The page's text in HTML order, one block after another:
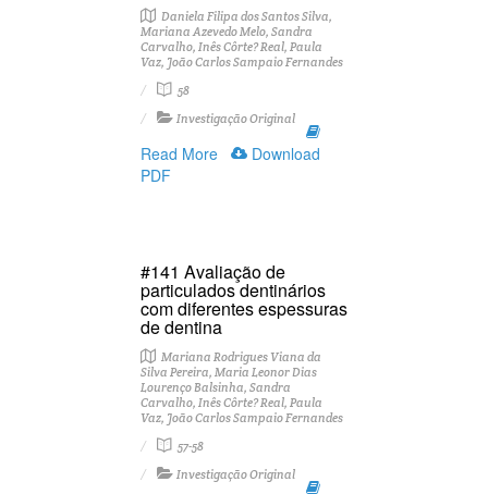
Daniela Filipa dos Santos Silva,
Mariana Azevedo Melo, Sandra
Carvalho, Inês Côrte? Real, Paula
Vaz, João Carlos Sampaio Fernandes
58
Investigação Original
Read More
Download
PDF
#141 Avaliação de
particulados dentinários
com diferentes espessuras
de dentina
Mariana Rodrigues Viana da
Silva Pereira, Maria Leonor Dias
Lourenço Balsinha, Sandra
Carvalho, Inês Côrte? Real, Paula
Vaz, João Carlos Sampaio Fernandes
57-58
Investigação Original